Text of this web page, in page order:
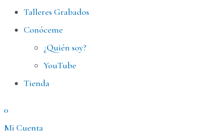
Talleres Grabados
Conóceme
¿Quién soy?
YouTube
Tienda
0
Mi Cuenta